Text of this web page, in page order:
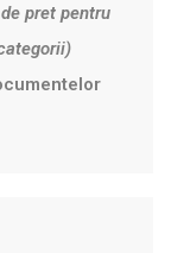
pret pentru